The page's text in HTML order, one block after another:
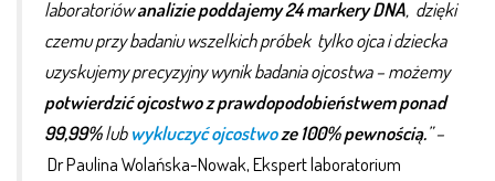
laboratoriówanalizie poddajemy 24 markery DNA, dzięki
czemu przy badaniu wszelkich próbek tylko ojca i dziecka
uzyskujemy precyzyjny wynik badania ojcostwa – możemy
potwierdzić ojcostwo z prawdopodobieństwem ponad
99,99%lubwykluczyć ojcostwoze 100% pewnością.” –
Dr Paulina Wolańska-Nowak, Ekspert laboratorium